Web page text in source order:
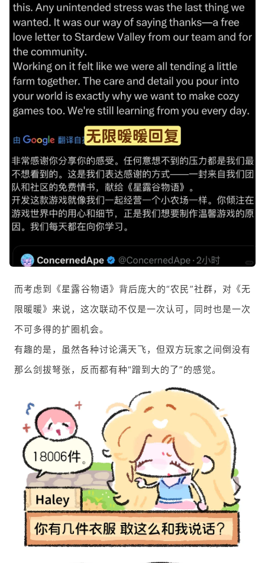
而考虑到《星露谷物语》背后庞大的“农民”社群，对《无
限暖暖》来说，这次联动不仅是一次认可，同时也是一次
不可多得的扩圈机会。
有趣的是，虽然各种讨论满天飞，但双方玩家之间倒没有
那么剑拔弩张，反而都有种“蹭到大的了”的感觉。